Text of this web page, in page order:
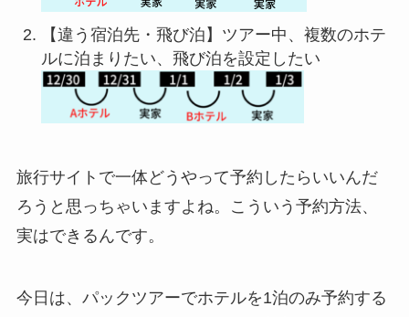
【違う宿泊先・飛び泊】ツアー中、複数のホテ
ルに泊まりたい、飛び泊を設定したい
旅行サイトで一体どうやって予約したらいいんだ
ろうと思っちゃいますよね。こういう予約方法、
実はできるんです。
今日は、パックツアーでホテルを1泊のみ予約する